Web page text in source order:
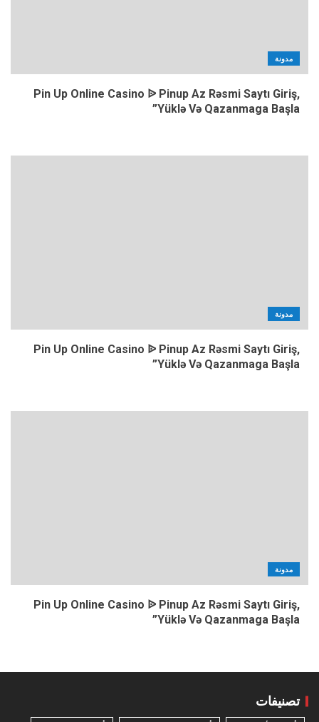
مدونة
Pin Up Online Casino ᐉ Pinup Az Rəsmi Saytı Giriş,
Yüklə Və Qazanmaga Başla”
مدونة
Pin Up Online Casino ᐉ Pinup Az Rəsmi Saytı Giriş,
Yüklə Və Qazanmaga Başla”
مدونة
Pin Up Online Casino ᐉ Pinup Az Rəsmi Saytı Giriş,
Yüklə Və Qazanmaga Başla”
تصنيفات